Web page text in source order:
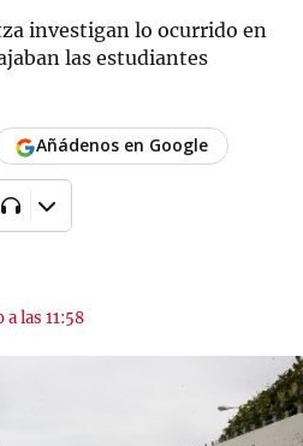
investigan lo ocurrido en
las estudiantes
las 11:58
Añádenos en Google